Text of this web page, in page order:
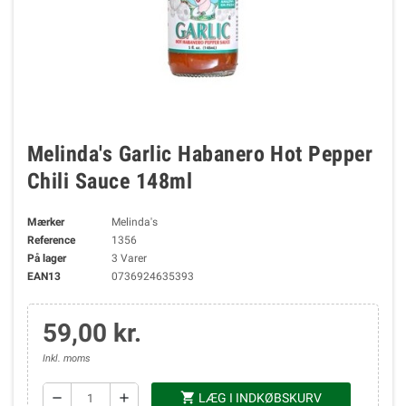
Melinda's Garlic Habanero Hot Pepper
Chili Sauce 148ml
Mærker
Melinda's
Reference
1356
På lager
3 Varer
EAN13
0736924635393
59,00 kr.
Inkl. moms
remove add shopping_cart LÆG I INDKØBSKURV